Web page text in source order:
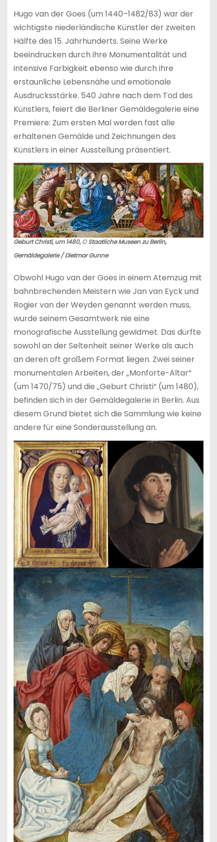
Hugo van der Goes (um 1440–1482/83) war der
wichtigste niederländische Künstler der zweiten
Hälfte des 15. Jahrhunderts. Seine Werke
beeindrucken durch ihre Monumentalität und
intensive Farbigkeit ebenso wie durch ihre
erstaunliche Lebensnähe und emotionale
Ausdrucksstärke. 540 Jahre nach dem Tod des
Künstlers, feiert die Berliner Gemäldegalerie eine
Premiere: Zum ersten Mal werden fast alle
erhaltenen Gemälde und Zeichnungen des
Künstlers in einer Ausstellung präsentiert.
Geburt Christi, um 1480, © Staatliche Museen zu Berlin,
Gemäldegalerie / Dietmar Gunne
Obwohl Hugo van der Goes in einem Atemzug mit
bahnbrechenden Meistern wie Jan van Eyck und
Rogier van der Weyden genannt werden muss,
wurde seinem Gesamtwerk nie eine
monografische Ausstellung gewidmet. Das dürfte
sowohl an der Seltenheit seiner Werke als auch
an deren oft großem Format liegen. Zwei seiner
monumentalen Arbeiten, der „Monforte-Altar“
(um 1470/75) und die „Geburt Christi“ (um 1480),
befinden sich in der Gemäldegalerie in Berlin. Aus
diesem Grund bietet sich die Sammlung wie keine
andere für eine Sonderausstellung an.